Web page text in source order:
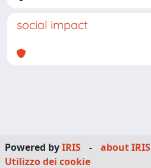
social impact
Powered byIRIS - about IRIS
Utilizzo dei cookie